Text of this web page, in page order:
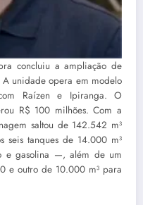
concluiu a ampliação de
A unidade opera em modelo
Raízen e Ipiranga. O
R$ 100 milhões. Com a
saltou de 142.542 m³
seis tanques de 14.000 m³
e gasolina —, além de um
e outro de 10.000 m³ para